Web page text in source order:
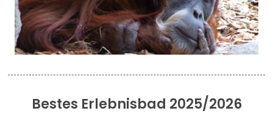
Bestes Erlebnisbad 2025/2026